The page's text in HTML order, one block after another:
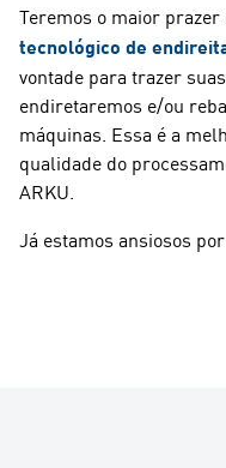
Teremos o maior
tecnológico de
vontade para trazer
endiretaremos e/ou
máquinas. Essa é a
qualidade do
ARKU.
Já estamos ansiosos